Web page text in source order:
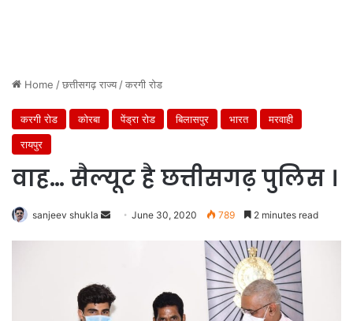
Home /छत्तीसगढ़ राज्य/करगी रोड
करगी रोड कोरबा पेंड्रा रोड बिलासपुर भारत
मरवाही
रायपुर
वाह… सैल्यूट है छत्तीसगढ़ पुलिस ।
sanjeev shukla
SendJune 30, 2020 789 2 minutes read